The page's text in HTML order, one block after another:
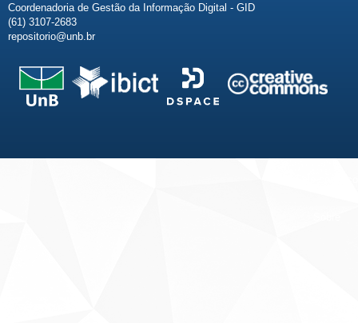
Coordenadoria de Gestão da Informação Digital - GID
(61) 3107-2683
repositorio@unb.br